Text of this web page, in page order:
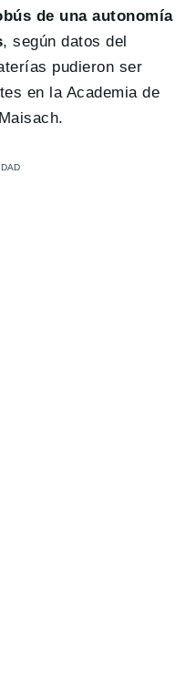
de una autonomía
, según datos del
pudieron ser
en la Academia de